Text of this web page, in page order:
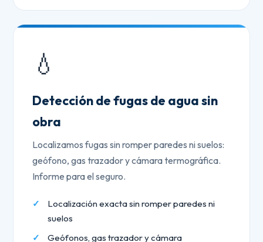
💧
Detección de fugas de agua sin
obra
Localizamos fugas sin romper paredes ni suelos:
geófono, gas trazador y cámara termográfica.
Informe para el seguro.
Localización exacta sin romper paredes ni
suelos
Geófonos, gas trazador y cámara